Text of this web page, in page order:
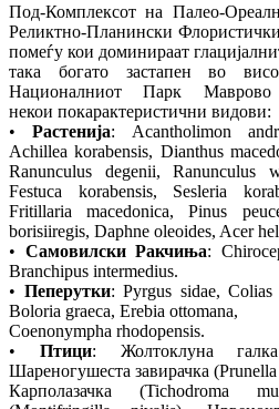
Под‐Комплексот на
Реликтно‐Планински
помеѓу кои доминираат
така богато застапен во
Националниот Парк
некои покарактеристични видови:
• Растенија: Acantholimon
Achillea korabensis, Dianthus
Ranunculus degenii, Ranunculus
Festuca korabensis, Sesleria
Fritillaria macedonica, Pinus
borisiiregis, Daphne oleoides, Acer
• Самовилски Ракчиња:
Branchipus intermedius.
• Пеперутки: Pyrgus sidae, Colias
Boloria graeca, Erebia ottomana,
Coenonympha rhodopensis.
• Птици: Жолтоклуна
Шареногушеста завирачка
Карполазачка (Tichodroma